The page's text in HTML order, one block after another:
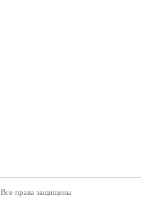
Все права защищены